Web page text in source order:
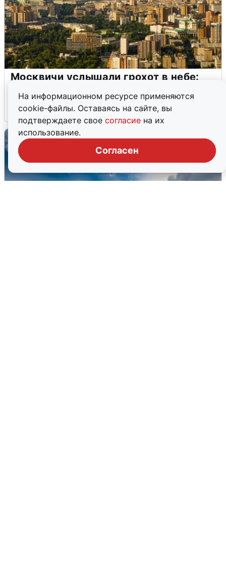
На информационном ресурсе применяются
cookie-файлы. Оставаясь на сайте, вы
подтверждаете свое согласие на их
использование.
Согласен
Москвичи услышали грохот в небе:
7 августа 0